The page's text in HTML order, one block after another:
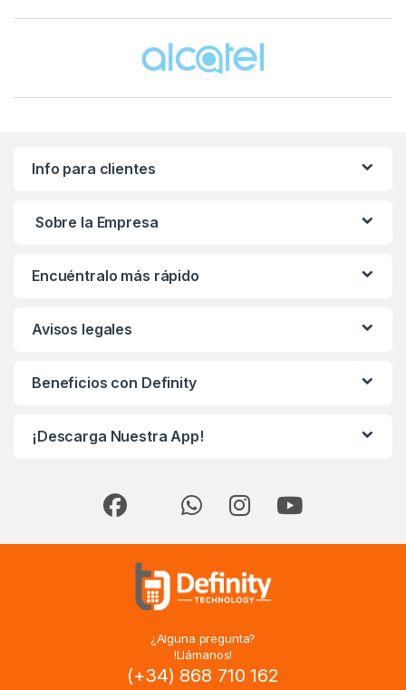
Brands Carousel
Info para clientes
Sobre la Empresa
Encuéntralo más rápido
Avisos legales
Beneficios con Definity
¡Descarga Nuestra App!
¿Alguna pregunta?
!Llámanos!
(+34) 868 710 162